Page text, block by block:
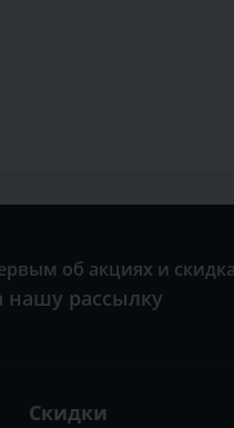
об акциях и
нашу рассылку
Скидки